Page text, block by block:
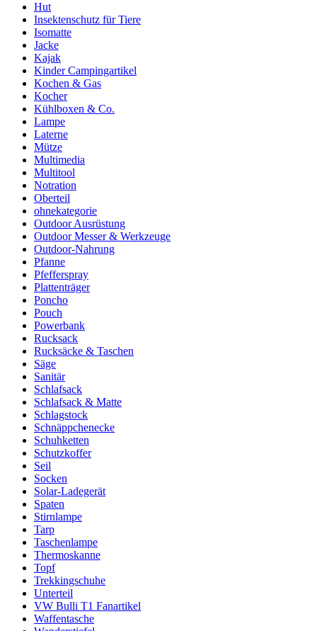
Hut
Insektenschutz für Tiere
Isomatte
Jacke
Kajak
Kinder Campingartikel
Kochen & Gas
Kocher
Kühlboxen & Co.
Lampe
Laterne
Mütze
Multimedia
Multitool
Notration
Oberteil
ohnekategorie
Outdoor Ausrüstung
Outdoor Messer & Werkzeuge
Outdoor-Nahrung
Pfanne
Pfefferspray
Plattenträger
Poncho
Pouch
Powerbank
Rucksack
Rucksäcke & Taschen
Säge
Sanitär
Schlafsack
Schlafsack & Matte
Schlagstock
Schnäppchenecke
Schuhketten
Schutzkoffer
Seil
Socken
Solar-Ladegerät
Spaten
Stirnlampe
Tarp
Taschenlampe
Thermoskanne
Topf
Trekkingschuhe
Unterteil
VW Bulli T1 Fanartikel
Waffentasche